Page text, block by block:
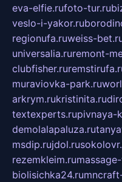
eva-elfie.rufoto-tur.ru
veslo-i-yakor.ru
regionufa.ruweiss-
universalia.ruremont-
clubfisher.ru
muraviovka-park.ru
arkrym.rukristinita.ru
textexperts.rupivnaya-
demolalapaluza.ru
msdip.rujdol.ru
rezemkleim.ru
biolisichka24.ru